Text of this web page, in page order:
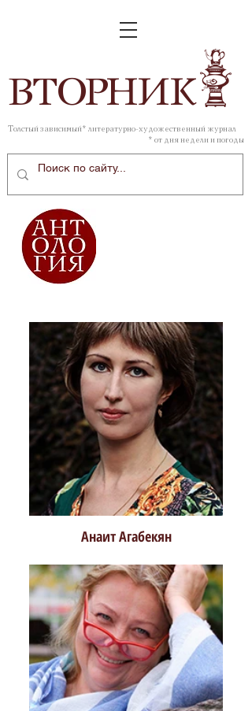
ВТОРНИК
Толстый зависимый* литературно-художественный журнал
* от дня недели и погоды
Анаит Агабекян